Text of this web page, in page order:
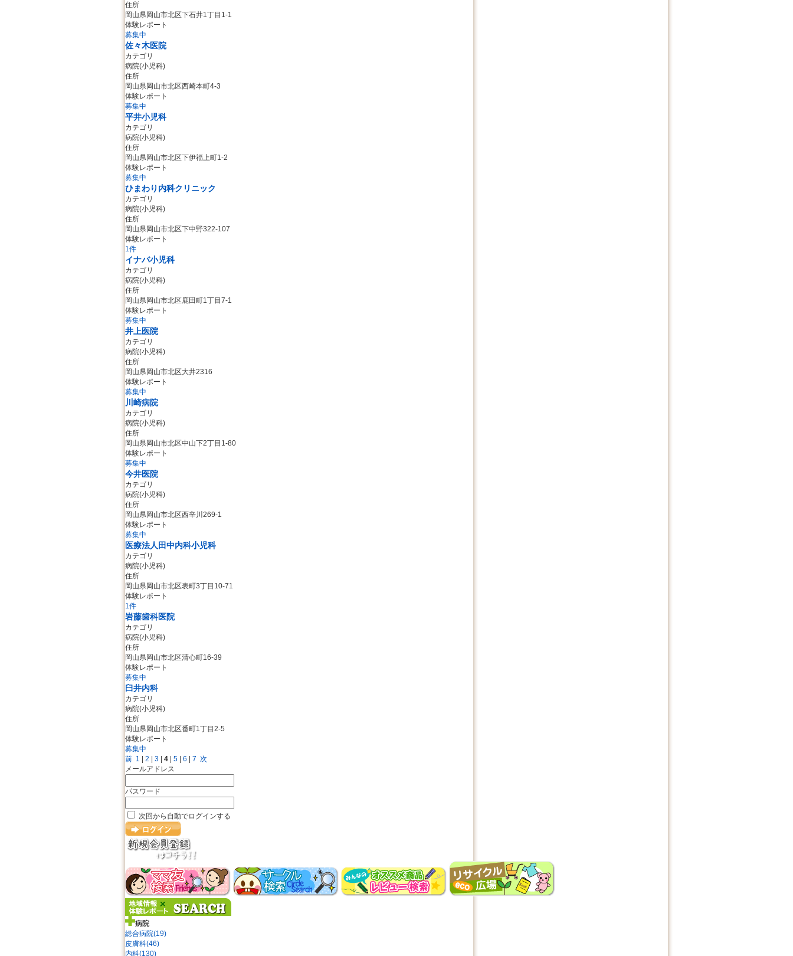
住所
岡山県岡山市北区下石井1丁目1-1
体験レポート
募集中
佐々木医院
カテゴリ
病院(小児科)
住所
岡山県岡山市北区西崎本町4-3
体験レポート
募集中
平井小児科
カテゴリ
病院(小児科)
住所
岡山県岡山市北区下伊福上町1-2
体験レポート
募集中
ひまわり内科クリニック
カテゴリ
病院(小児科)
住所
岡山県岡山市北区下中野322-107
体験レポート
1件
イナバ小児科
カテゴリ
病院(小児科)
住所
岡山県岡山市北区鹿田町1丁目7-1
体験レポート
募集中
井上医院
カテゴリ
病院(小児科)
住所
岡山県岡山市北区大井2316
体験レポート
募集中
川崎病院
カテゴリ
病院(小児科)
住所
岡山県岡山市北区中山下2丁目1-80
体験レポート
募集中
今井医院
カテゴリ
病院(小児科)
住所
岡山県岡山市北区西辛川269-1
体験レポート
募集中
医療法人田中内科小児科
カテゴリ
病院(小児科)
住所
岡山県岡山市北区表町3丁目10-71
体験レポート
1件
岩藤歯科医院
カテゴリ
病院(小児科)
住所
岡山県岡山市北区清心町16-39
体験レポート
募集中
臼井内科
カテゴリ
病院(小児科)
住所
岡山県岡山市北区番町1丁目2-5
体験レポート
募集中
前 1 2 3 4 5 6 7 次
メールアドレス
パスワード
次回から自動でログインする
病院
総合病院(19)
皮膚科(46)
内科(130)